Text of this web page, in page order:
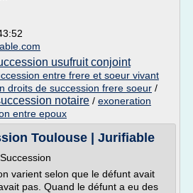
usufruit conjoint
entre frere et soeur vivant
droits de succession frere soeur /
notaire / exoneration
entre epoux
Toulouse | Jurifiable
varient selon que le défunt avait
pas. Quand le défunt a eu des